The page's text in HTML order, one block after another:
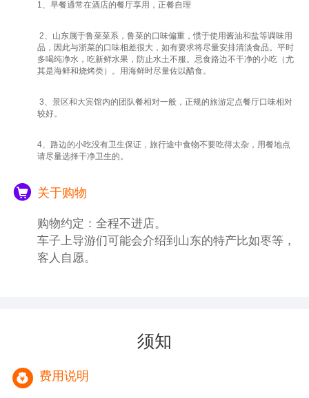
1、早餐通常在酒店的餐厅享用，正餐自理
2、山东属于鲁菜菜系，鲁菜的口味偏重，惯于使用酱油和盐等调味用
品，因此与浙菜的口味相差很大，如有要求将尽量安排清淡食品。平时
多喝纯净水，吃新鲜水果，防止水土不服。忌食路边不干净的小吃（尤
其是海鲜和烧烤类）。用海鲜时尽量佐以醋食。
3、景区和大宾馆内的团队餐相对一般，正规的旅游定点餐厅口味相对
较好。
4、路边的小吃没有卫生保证，旅行途中食物不要吃得太杂，用餐地点
请尽量选择干净卫生的。
关于购物
购物约定：全程不进店。
车子上导游们可能会介绍到山东的特产比如枣等，
客人自愿。
须知
费用说明